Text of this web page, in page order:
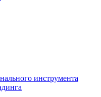
инструмента